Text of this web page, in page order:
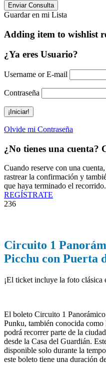
Guardar en mi Lista
Adding item to wishlist
¿Ya eres Usuario?
Username or E-mail
Contraseña
Olvide mi Contraseña
¿No tienes una cuenta?
Cuando reserve con una
rastrear la confirmación y
que haya terminado el recorrido.
REGÍSTRATE
236
Circuito 1
Picchu con Puerta
¡El ticket incluye la foto clásica
El boleto Circuito 1
Punku, también conocida
podrá recorrer parte de la
desde la Casa del Guardián.
disponible solo durante la
este boleto tiene una duración